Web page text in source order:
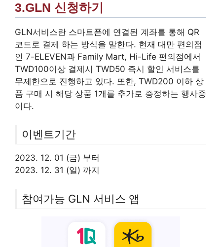
3.GLN 신청하기
GLN서비스란 스마트폰에 연결된 계좌를 통해 QR
코드로 결제 하는 방식을 말한다. 현재 대만 편의점
인 7-ELEVEN과 Family Mart, Hi-Life 편의점에서
TWD100이상 결제시 TWD50 즉시 할인 서비스를
무제한으로 진행하고 있다. 또한, TWD200 이하 상
품 구매 시 해당 상품 1개를 추가로 증정하는 행사중
이다.
이벤트기간
2023. 12. 01 (금) 부터
2023. 12. 31 (일) 까지
참여가능 GLN 서비스 앱